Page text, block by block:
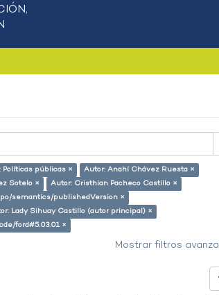
Políticas públicas ×
Autor: Anahí Chávez Ruesta ×
Sotelo ×
Autor: Cristhian Pacheco Castillo ×
semantics/publishedVersion ×
Lady Sihuay Castillo (autor principal) ×
ford#5.03.01 ×
Mostrar filtros